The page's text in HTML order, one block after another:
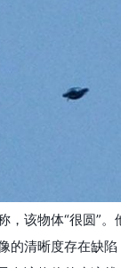
，该物体“很圆”
的清晰度存在缺